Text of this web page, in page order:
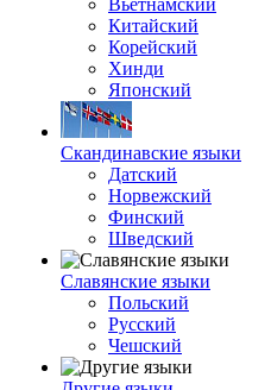
Вьетнамский
Китайский
Корейский
Хинди
Японский
Скандинавские языки
Датский
Норвежский
Финский
Шведский
Славянские языки
Польский
Русский
Чешский